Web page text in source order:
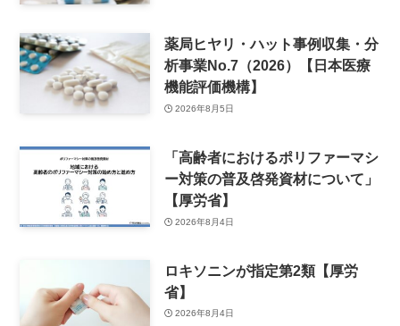
薬局ヒヤリ・ハット事例収集・分
析事業No.7（2026）【日本医療
機能評価機構】
2026年8月5日
「高齢者におけるポリファーマシ
ー対策の普及啓発資材について」
【厚労省】
2026年8月4日
ロキソニンが指定第2類【厚労
省】
2026年8月4日